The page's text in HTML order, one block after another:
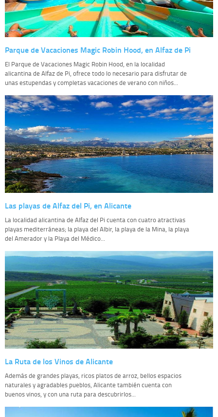
Parque de Vacaciones Magic Robin Hood, en Alfaz de Pi
El Parque de Vacaciones Magic Robin Hood, en la localidad
alicantina de Alfaz de Pi, ofrece todo lo necesario para disfrutar de
unas estupendas y completas vacaciones de verano con niños...
Las playas de Alfaz del Pi, en Alicante
La localidad alicantina de Alfaz del Pi cuenta con cuatro atractivas
playas mediterráneas; la playa del Albir, la playa de la Mina, la playa
del Amerador y la Playa del Médico...
La Ruta de los Vinos de Alicante
Además de grandes playas, ricos platos de arroz, bellos espacios
naturales y agradables pueblos, Alicante también cuenta con
buenos vinos, y con una ruta para descubrirlos...